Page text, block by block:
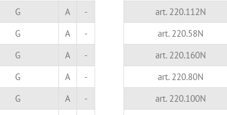
G A
-
G A
-
G A
-
G A
-
G A
-
art. 220.112N
art. 220.58N
art. 220.160N
art. 220.80N
art. 220.100N